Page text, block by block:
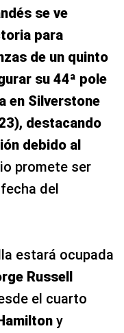
se ve
para
de un quinto
su 44ª pole
en Silverstone
destacando
debido al
promete ser
del
estará ocupada
Russell
el cuarto
y